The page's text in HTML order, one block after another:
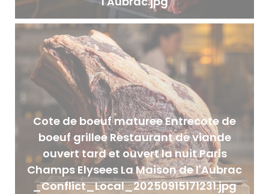
Cote de boeuf maturee Entrecote de
boeuf grillee Restaurant de viande
ouvert tard et ouvert la nuit Paris
Champs Elysees La Maison de l'Aubrac
_Conflict_Local_20250915171231.jpg